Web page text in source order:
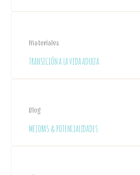
Materiales
TRANSICIÓN A LA VIDA ADULTA
Blog
MEJORAS & POTENCIALIDADES